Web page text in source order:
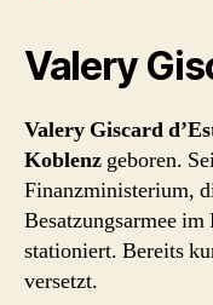
Valery
Valery Giscard
Koblenz geboren.
Finanzministerium,
Besatzungsarmee
stationiert. Bereits
versetzt.